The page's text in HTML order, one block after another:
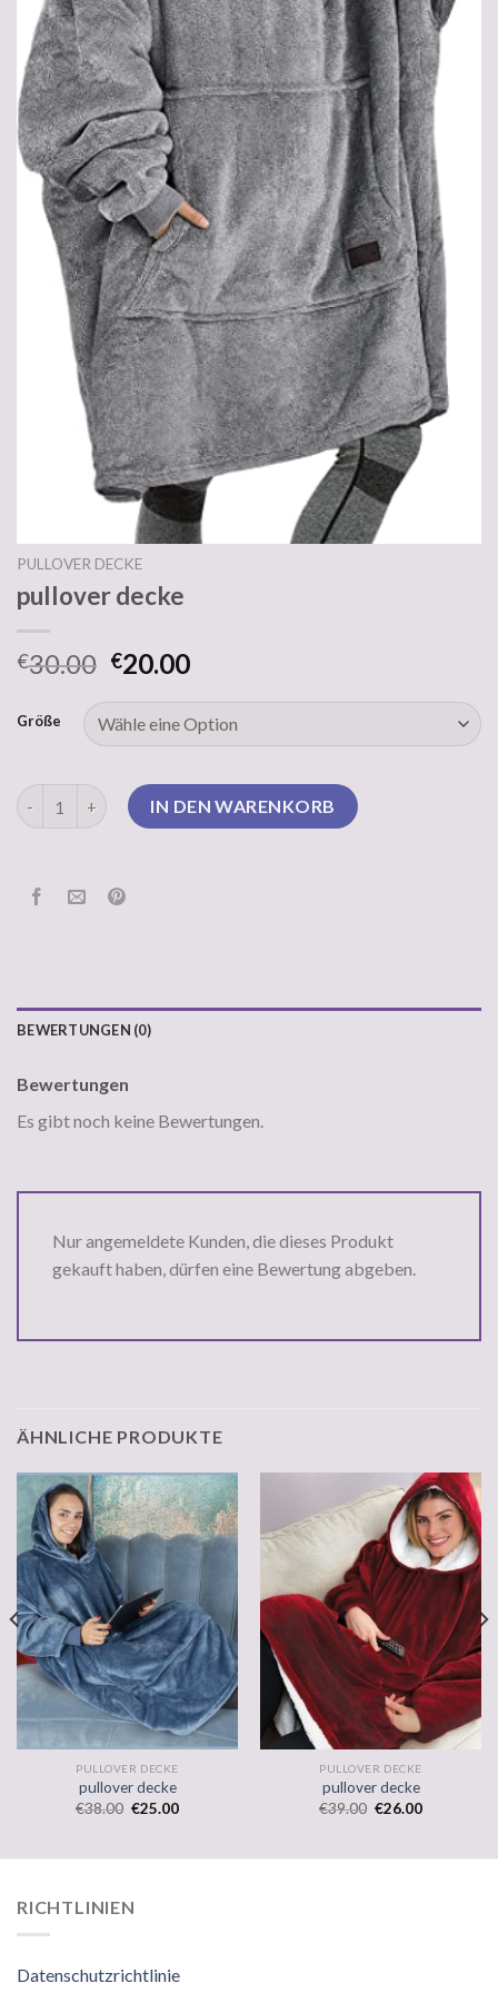
PULLOVER DECKE
pullover decke
€30.00 €20.00
Größe
pullover decke MengeIN DEN WARENKORB
BEWERTUNGEN (0)
Bewertungen
Es gibt noch keine Bewertungen.
Nur angemeldete Kunden, die dieses Produkt
gekauft haben, dürfen eine Bewertung abgeben.
ÄHNLICHE PRODUKTE
PULLOVER DECKE
pullover decke
€38.00 €25.00
PULLOVER DECKE
pullover decke
€39.00 €26.00
RICHTLINIEN
Datenschutzrichtlinie